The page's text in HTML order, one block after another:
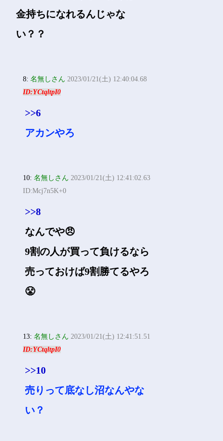
金持ちになれるんじゃな
い？？
8:名無しさん 2023/01/21(土) 12:40:04.68
ID:YCtqltpI0
>>6
アカンやろ
10:名無しさん 2023/01/21(土) 12:41:02.63
ID:Mcj7n5K+0
>>8
なんでや😠
9割の人が買って負けるなら
売っておけば9割勝てるやろ
😤
13:名無しさん 2023/01/21(土) 12:41:51.51
ID:YCtqltpI0
>>10
売りって底なし沼なんやな
い？